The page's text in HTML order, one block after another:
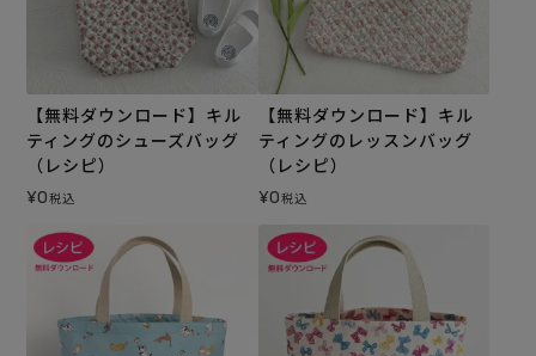
【無料ダウンロード】キル
ティングのシューズバッグ
（レシピ）
¥0税込
【無料ダウンロード】キル
ティングのレッスンバッグ
（レシピ）
¥0税込